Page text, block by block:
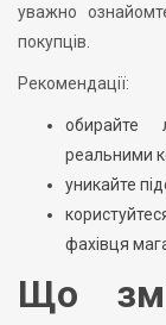
уважно
покупців.
Рекомендації:
обирайте
реальними
уникайте
фахівця
Що